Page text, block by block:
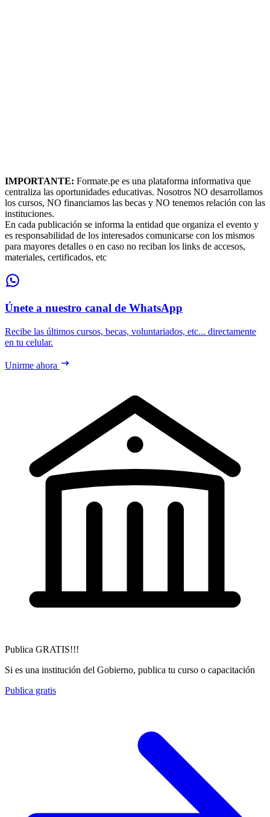
IMPORTANTE: Formate.pe es una plataforma informativa que
centraliza las oportunidades educativas. Nosotros NO desarrollamos
los cursos, NO financiamos las becas y NO tenemos relación con las
instituciones.
En cada publicación se informa la entidad que organiza el evento y
es responsabilidad de los interesados comunicarse con los mismos
para mayores detalles o en caso no reciban los links de accesos,
materiales, certificados, etc
Únete a nuestro canal de WhatsApp
Recibe las últimos cursos, becas, voluntariados, etc... directamente
en tu celular.
Unirme ahora
Publica GRATIS!!!
Si es una institución del Gobierno, publica tu curso o capacitación
Publica gratis